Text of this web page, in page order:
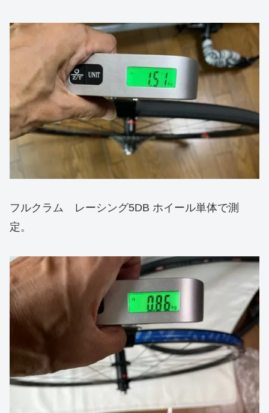
フルクラム レーシング5DB ホイール単体で測
定。